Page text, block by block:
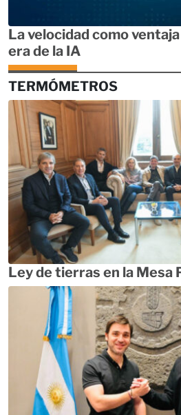
La velocidad como
era de la IA
TERMÓMETROS
Ley de tierras en la Mesa